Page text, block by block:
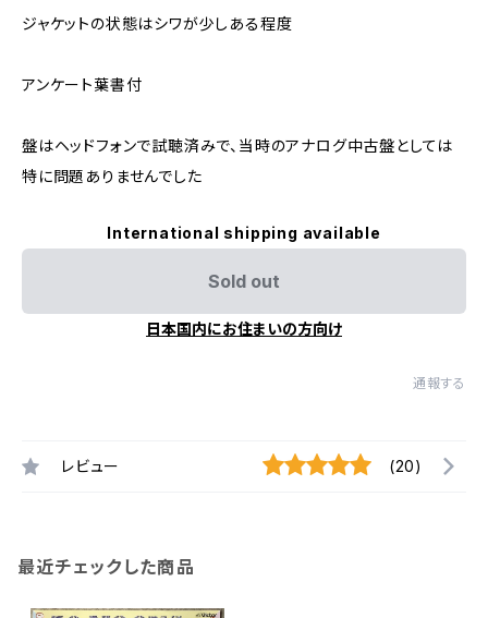
ジャケットの状態はシワが少しある程度
アンケート葉書付
盤はヘッドフォンで試聴済みで、当時のアナログ中古盤としては
特に問題ありませんでした
International shipping available
Sold out
日本国内にお住まいの方向け
通報する
レビュー (20)
最近チェックした商品